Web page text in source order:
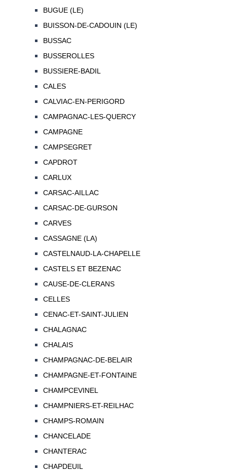
BUGUE (LE)
BUISSON-DE-CADOUIN (LE)
BUSSAC
BUSSEROLLES
BUSSIERE-BADIL
CALES
CALVIAC-EN-PERIGORD
CAMPAGNAC-LES-QUERCY
CAMPAGNE
CAMPSEGRET
CAPDROT
CARLUX
CARSAC-AILLAC
CARSAC-DE-GURSON
CARVES
CASSAGNE (LA)
CASTELNAUD-LA-CHAPELLE
CASTELS ET BEZENAC
CAUSE-DE-CLERANS
CELLES
CENAC-ET-SAINT-JULIEN
CHALAGNAC
CHALAIS
CHAMPAGNAC-DE-BELAIR
CHAMPAGNE-ET-FONTAINE
CHAMPCEVINEL
CHAMPNIERS-ET-REILHAC
CHAMPS-ROMAIN
CHANCELADE
CHANTERAC
CHAPDEUIL